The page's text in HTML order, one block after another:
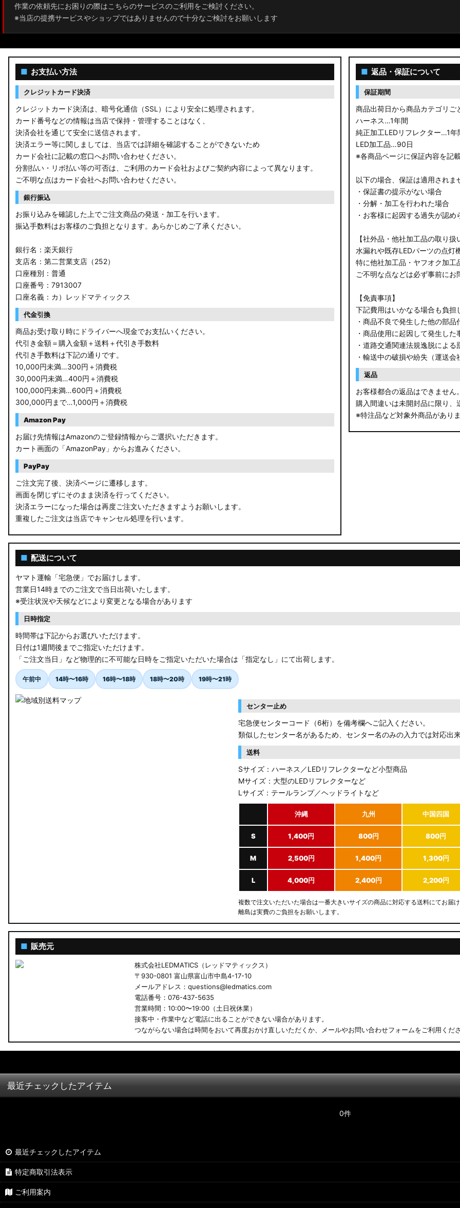
AYH30/GGH30/35/AGH30/35 ヴェルファイア
ZWR90W/ZWR95W/MZRA90W/MZRA95W ノア/ヴォクシー
ZRR80 ノア/ヴォクシー
MXPL10G/MXPL15G/MXPC10G シエンタ
NHP17/NSP17NCP17 シエンタ
M900A/M910A ルーミー
A200A/A210A ライズ
E52 エルグランド
T32 エクストレイル
C28 セレナ
B21A デイズルークス
E13 ノート
E12 ノート
B44A/B45A B47A/B48A ルークス ハイウェイスター
JF3/4 N-BOX カスタム
JH3/4 N-WGN
JH1/2 N-WGN
RT5/6 RW1/2 CR-V
RV5/6 RV3/4 ヴェゼル
RU3/4 ヴェゼル
RP6/7 ステップワゴン
RP1/2 RP3/4 ステップワゴン/スパーダ
RK5/6 ステップワゴンスパーダ
RC1/2 オデッセイ
GB5〜8 フリード
GR フィット
GP5/6 GK3〜6 フィット
GN0W アウトランダー
GK1W/GK9W エクリプスクロス
CV1W デリカD:5
B34W/B35W/B37W/B38W ekクロススペース
KF CX-5
GU クロストレック
ZC6 BRZ
作業の依頼先にお困りの際はこちらのサービスのご利用をご検討ください。
※当店の提携サービスやショップではありませんので十分なご検討をお願いします
■ お支払い方法
クレジットカード決済
クレジットカード決済は、暗号化通信（SSL）により安全に処理されます。
カード番号などの情報は当店で保持・管理することはなく、
決済会社を通じて安全に送信されます。
決済エラー等に関しましては、当店では詳細を確認することができないため
カード会社に記載の窓口へお問い合わせください。
分割払い・リボ払い等の可否は、ご利用のカード会社およびご契約内容によって異なります。
ご不明な点はカード会社へお問い合わせください。
銀行振込
お振り込みを確認した上でご注文商品の発送・加工を行います。
振込手数料はお客様のご負担となります。あらかじめご了承ください。
銀行名：楽天銀行
支店名：第二営業支店（252）
口座種別：普通
口座番号：7913007
口座名義：カ）レッドマティックス
代金引換
商品お受け取り時にドライバーへ現金でお支払いください。
代引き金額＝購入金額＋送料＋代引き手数料
代引き手数料は下記の通りです。
10,000円未満…300円＋消費税
30,000円未満…400円＋消費税
100,000円未満…600円＋消費税
300,000円まで…1,000円＋消費税
Amazon Pay
お届け先情報はAmazonのご登録情報からご選択いただきます。
カート画面の「AmazonPay」からお進みください。
PayPay
ご注文完了後、決済ページに遷移します。
画面を閉じずにそのまま決済を行ってください。
決済エラーになった場合は再度ご注文いただきますようお願いします。
重複したご注文は当店でキャンセル処理を行います。
■ 返品・保証について
保証期間
商品出荷日から商品カテゴリご
ハーネス…1年間
純正加工LEDリフレクター…1年
LED加工品…90日
※各商品ページに保証内容を記
以下の場合、保証は適用されま
・保証書の提示がない場合
・分解・加工を行われた場合
・お客様に起因する過失が認め
【社外品・他社加工品の取り扱
水漏れや既存LEDパーツの点灯
特に他社加工品・ヤフオク加
ご不明な点などは必ず事前にお
【免責事項】
下記費用はいかなる場合も負担
・商品不良で発生した他の部
・商品使用に起因して発生し
・道路交通関連法規逸脱による
・輸送中の破損や紛失（運送会
返品
お客様都合の返品はできません。
購入間違いは未開封品に限り、
※特注品など対象外商品があり
■ 配送について
ヤマト運輸「宅急便」でお届けします。
営業日14時までのご注文で当日出荷いたします。
※受注状況や天候などにより変更となる場合があります
日時指定
時間帯は下記からお選びいただけます。
日付は1週間後までご指定いただけます。
「ご注文当日」など物理的に不可能な日時をご指定いただいた場合は「指定なし」にて出荷します。
午前中 14時〜16時 16時〜18時 18時〜20時 19時〜21時
センター止め
宅急便センターコード（6桁）を備考欄へご記入ください。
類似したセンター名があるため、センター名のみの入力では対応出
送料
Sサイズ：ハーネス／LEDリフレクターなど小型商品
Mサイズ：大型のLEDリフレクターなど
Lサイズ：テールランプ／ヘッドライトなど
沖縄 九州 中国四国
S 1,400円 800円 800円
M 2,500円 1,400円 1,300円
L 4,000円 2,400円 2,200円
複数で注文いただいた場合は一番大きいサイズの商品に対応する送料にてお届け
離島は実費のご負担をお願いします。
■ 販売元
株式会社LEDMATICS（レッドマティックス）
〒930-0801 富山県富山市中島4-17-10
メールアドレス：questions@ledmatics.com
電話番号：076-437-5635
営業時間：10:00〜19:00（土日祝休業）
接客中・作業中など電話に出ることができない場合があります。
つながらない場合は時間をおいて再度おかけ直しいただくか、メールやお問い合わせフォームをご利用くださ
最近チェックしたアイテム
0件
最近チェックしたアイテム
特定商取引法表示
ご利用案内